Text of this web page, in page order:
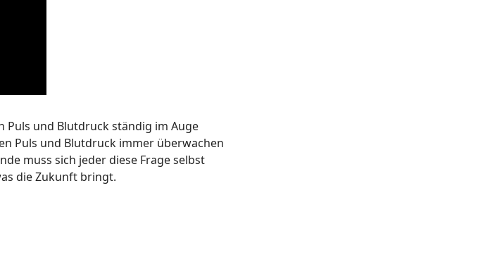
Puls und Blutdruck ständig im Auge
Puls und Blutdruck immer überwachen
muss sich jeder diese Frage selbst
die Zukunft bringt.